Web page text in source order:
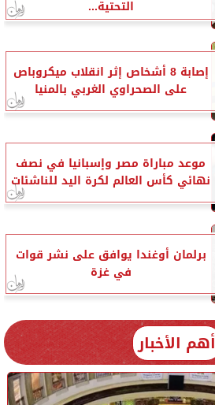
التحتية...
إصابة 8 أشخاص إثر انقلاب ميكروباص
على الصحراوي الغربي بالمنيا
موعد مباراة مصر وإسبانيا في نصف
نهائي كأس العالم لكرة اليد للناشئات
برلمان أوغندا يوافق على نشر قوات
في غزة
أهم الأخبار